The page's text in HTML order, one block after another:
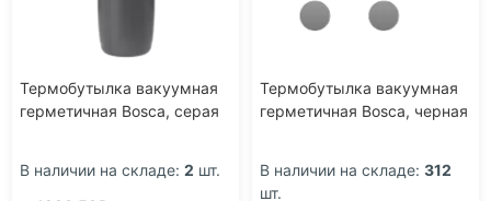
Термобутылка вакуумная
герметичная Bosca, серая
В наличии на складе: 2 шт.
Термобутылка вакуумная
герметичная Bosca, черная
В наличии на складе: 312
шт.